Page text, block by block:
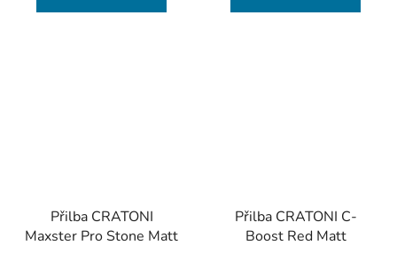
Přilba CRATONI
Maxster Pro Stone Matt
Přilba CRATONI C-
Boost Red Matt